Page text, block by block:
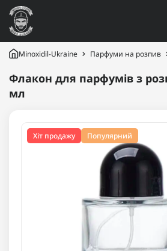
Minoxidil-Ukraine Парфуми на розпив
Флакон для парфумів з
мл
Хіт продажу Популярний